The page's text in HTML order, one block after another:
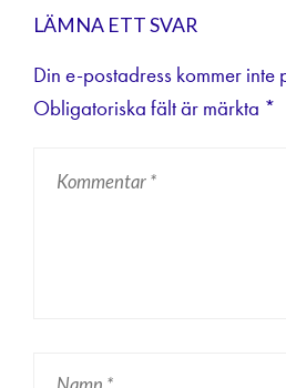
LÄMNA ETT SVAR
Din e-postadress kommer inte
Obligatoriska fält är märkta *